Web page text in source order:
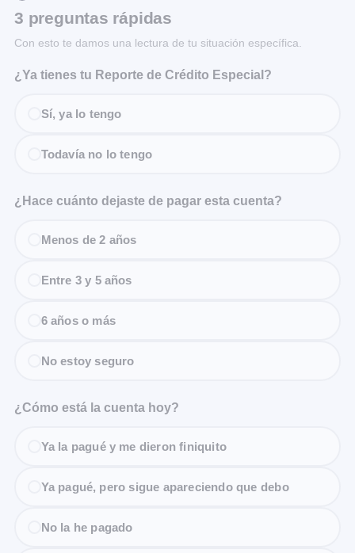
3 preguntas rápidas
Con esto te damos una lectura de tu situación específica.
¿Ya tienes tu Reporte de Crédito Especial?
Sí, ya lo tengo
Todavía no lo tengo
¿Hace cuánto dejaste de pagar esta cuenta?
Menos de 2 años
Entre 3 y 5 años
6 años o más
No estoy seguro
¿Cómo está la cuenta hoy?
Ya la pagué y me dieron finiquito
Ya pagué, pero sigue apareciendo que debo
No la he pagado